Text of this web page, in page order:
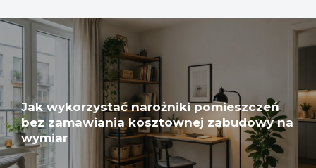
Jak wykorzystać narożniki pomieszczeń
bez zamawiania kosztownej zabudowy na
wymiar